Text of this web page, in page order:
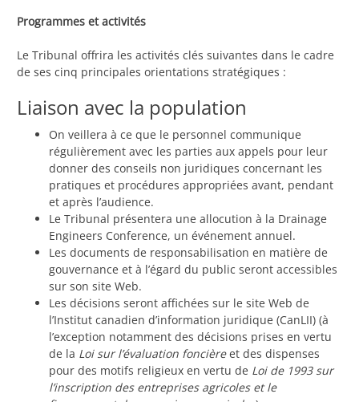
Programmes et activités
Le Tribunal offrira les activités clés suivantes dans le cadre
de ses cinq principales orientations stratégiques :
Liaison avec la population
On veillera à ce que le personnel communique
régulièrement avec les parties aux appels pour leur
donner des conseils non juridiques concernant les
pratiques et procédures appropriées avant, pendant
et après l’audience.
Le Tribunal présentera une allocution à la Drainage
Engineers Conference, un événement annuel.
Les documents de responsabilisation en matière de
gouvernance et à l’égard du public seront accessibles
sur son site Web.
Les décisions seront affichées sur le site Web de
l’Institut canadien d’information juridique (CanLII) (à
l’exception notamment des décisions prises en vertu
de la Loi sur l’évaluation foncièreet des dispenses
pour des motifs religieux en vertu de Loi de 1993 sur
l’inscription des entreprises agricoles et le